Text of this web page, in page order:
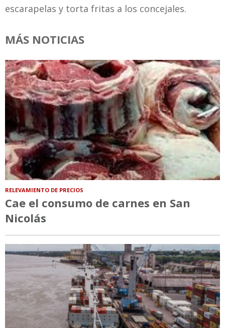
escarapelas y torta fritas a los concejales.
MÁS NOTICIAS
RELEVAMIENTO DE PRECIOS
Cae el consumo de carnes en San
Nicolás